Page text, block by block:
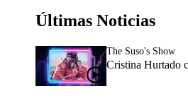
Últimas Noticias
The Suso's Show
Cristina Hurtado